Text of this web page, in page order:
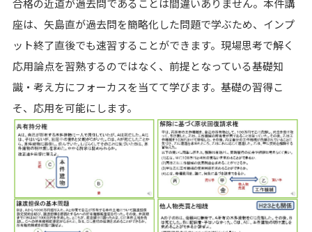
合格の近道が過去問であることは間違いありません。本件講
座は、矢島直が過去問を簡略化した問題で学ぶため、インプ
ット終了直後でも速習することができます。現場思考で解く
応用論点を習熟するのではなく、前提となっている基礎知
識・考え方にフォーカスを当てて学びます。基礎の習得こ
そ、応用を可能にします。